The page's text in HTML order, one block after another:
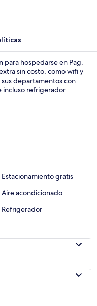
para hospedarse en Pag.
sin costo, como wifi y
departamentos con
incluso refrigerador.
Estacionamiento gratis
Aire acondicionado
Refrigerador